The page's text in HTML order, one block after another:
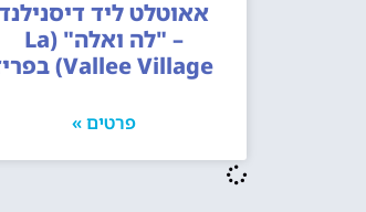
אאוטלט ליד
– "לה ואלה" (La
Vallee Village) בפריז
פרטים »